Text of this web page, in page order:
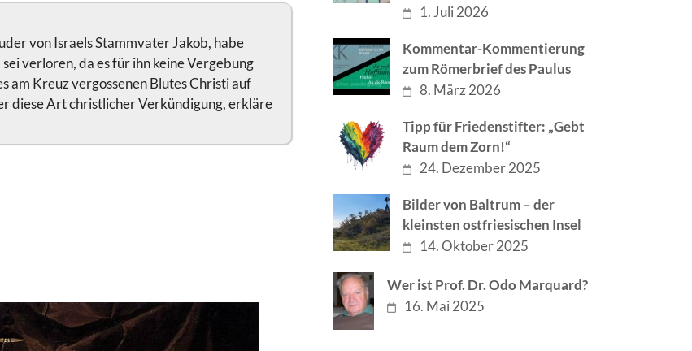
von Israels Stammvater Jakob, habe
verloren, da es für ihn keine Vergebung
am Kreuz vergossenen Blutes Christi auf
diese Art christlicher Verkündigung, erkläre
1. Juli 2026
Kommentar-Kommentierung
zum Römerbrief des Paulus
8. März 2026
Tipp für Friedenstifter: „Gebt
Raum dem Zorn!“
24. Dezember 2025
Bilder von Baltrum – der
kleinsten ostfriesischen Insel
14. Oktober 2025
Wer ist Prof. Dr. Odo Marquard?
16. Mai 2025